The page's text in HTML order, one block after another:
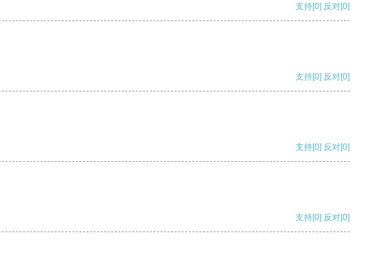
支持[0] 反对[0]
支持[0] 反对[0]
支持[0] 反对[0]
支持[0] 反对[0]